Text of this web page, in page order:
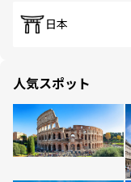
日本
人気スポット